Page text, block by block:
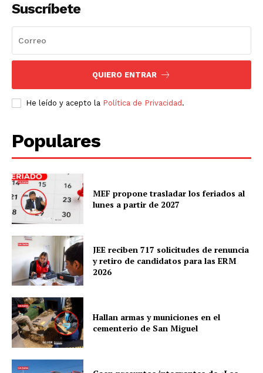
Suscríbete
QUIERO ENTRAR
He leído y acepto la Política de Privacidad .
Populares
MEF propone trasladar los feriados al
lunes a partir de 2027
JEE reciben 717 solicitudes de renuncia
y retiro de candidatos para las ERM
2026
Hallan armas y municiones en el
cementerio de San Miguel